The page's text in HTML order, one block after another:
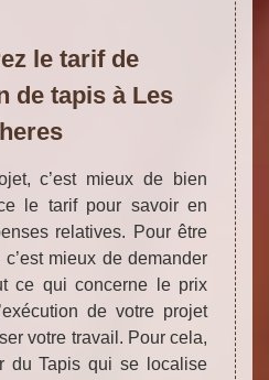
le tarif de
de tapis à Les
c’est mieux de bien
le tarif pour savoir en
relatives. Pour être
mieux de demander
ce qui concerne le prix
de votre projet
votre travail. Pour cela,
du Tapis qui se localise